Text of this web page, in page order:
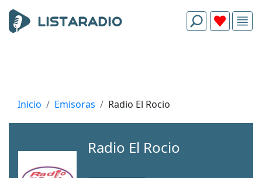
Inicio Emisoras Radio El Rocio
Radio El Rocio